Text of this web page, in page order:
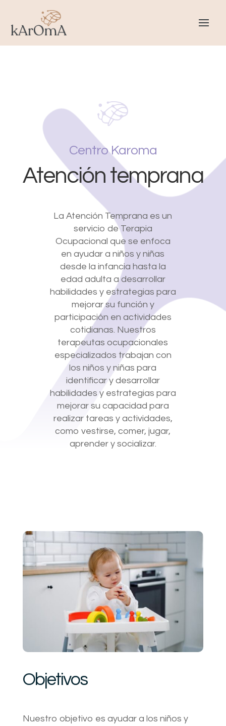
Centro Karoma
Atención temprana
La Atención Temprana es un
servicio de Terapia
Ocupacional que se enfoca
en ayudar a niños y niñas
desde la infancia hasta la
edad adulta a desarrollar
habilidades y estrategias para
mejorar su función y
participación en actividades
cotidianas. Nuestros
terapeutas ocupacionales
especializados trabajan con
los niños y niñas para
identificar y desarrollar
habilidades y estrategias para
mejorar su capacidad para
realizar tareas y actividades,
como vestirse, comer, jugar,
aprender y socializar.
Objetivos
Nuestro objetivo es ayudar a los niños y